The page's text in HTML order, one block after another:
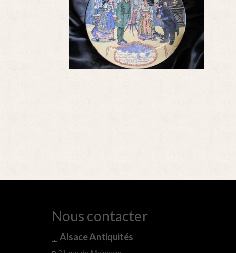
Nous contacter
Alsace Antiquités